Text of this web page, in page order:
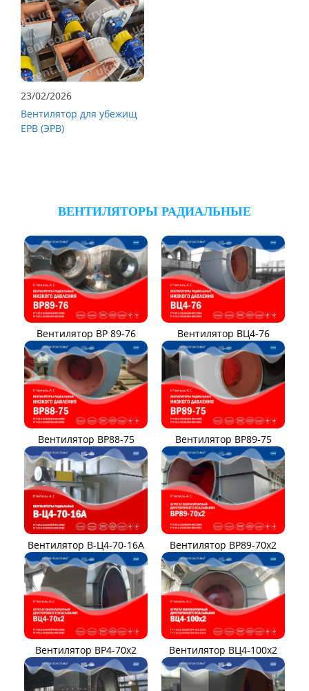
23/02/2026
Вентилятор для убежищ
ЕРВ (ЭРВ)
ВЕНТИЛЯТОРЫ РАДИАЛЬНЫЕ
Вентилятор ВР 89-76 Вентилятор ВЦ4-76
Вентилятор ВР88-75 Вентилятор ВР89-75
Вентилятор В-Ц4-70-16А Вентилятор ВР89-70x2
Вентилятор ВР4-70x2 Вентилятор ВЦ4-100х2